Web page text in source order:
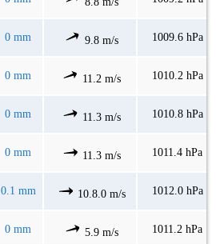
0 mm 9.8 m/s 1009.6 hPa
0 mm 11.2 m/s 1010.2 hPa
0 mm 11.3 m/s 1010.8 hPa
0 mm 11.3 m/s 1011.4 hPa
0.1 mm 10.8.0 m/s 1012.0 hPa
0 mm 5.9 m/s 1011.2 hPa